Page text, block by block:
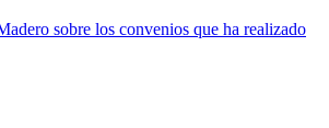
sobre los convenios que ha realizado